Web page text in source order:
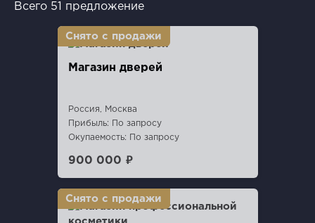
Всего 51 предложение
Магазин дверей
Россия, Москва
Прибыль: По запросу
Окупаемость: По запросу
900 000 ₽